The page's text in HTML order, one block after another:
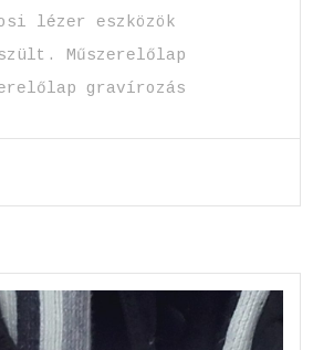
lézer eszközök
Műszerelőlap
gravírozás